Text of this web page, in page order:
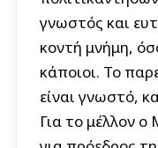
γνωστός και
κοντή μνήμη,
κάποιοι. Το
είναι γνωστό,
Για το μέλλον